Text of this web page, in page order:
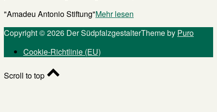
"Amadeu Antonio Stiftung"Mehr lesen
Copyright © 2026 Der SüdpfalzgestalterTheme by Puro
Cookie-Richtlinie (EU)
Scroll to top